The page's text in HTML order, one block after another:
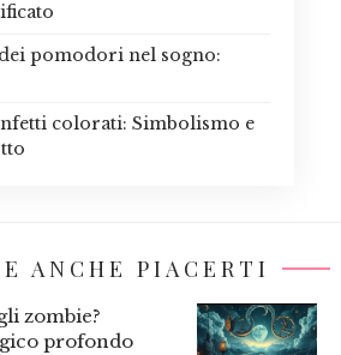
pomodori nel sogno:
colorati: Simbolismo e
ANCHE PIACERTI
zombie?
profondo